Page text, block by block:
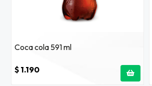
Coca cola 591 ml
$ 1.190